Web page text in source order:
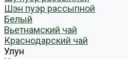
Шэн пуэр рассыпной
Белый
Вьетнамский чай
Краснодарский чай
Улун